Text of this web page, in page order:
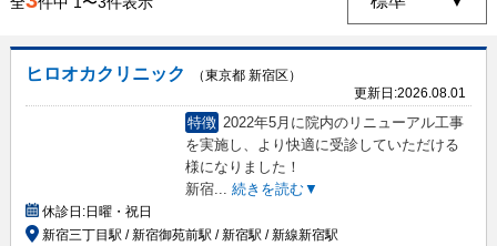
ヒロオカクリニック
（東京都 新宿区）
更新日:2026.08.01
特徴 2022年5月に院内のリニューアル工事
を実施し、より快適に受診していただける
様になりました！
新宿... 続きを読む▼
休診日:日曜・祝日
新宿三丁目駅 / 新宿御苑前駅 / 新宿駅 / 新線新宿駅